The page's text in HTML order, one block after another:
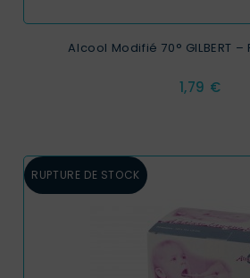
Alcool Modifié 70° GILBERT –
Prix
1,79 €
RUPTURE DE STOCK